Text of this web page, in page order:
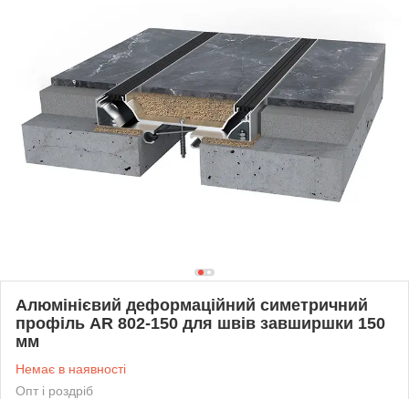
Алюмінієвий деформаційний симетричний
профіль AR 802-150 для швів завширшки 150
мм
Немає в наявності
Опт і роздріб